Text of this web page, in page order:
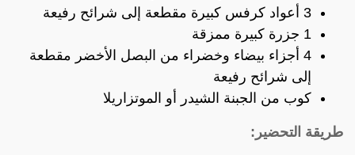
3 أعواد كرفس كبيرة مقطعة إلى شرائح رفيعة
1 جزرة كبيرة ممزقة
4 أجزاء بيضاء وخضراء من البصل الأخضر مقطعة
إلى شرائح رفيعة
كوب من الجبنة الشيدر أو الموتزاريلا
طريقة التحضير: